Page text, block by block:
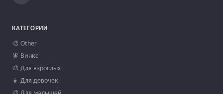
КАТЕГОРИИ
🎨 Other
🧚 Винкс
🎨 Для взрослых
👧 Для девочек